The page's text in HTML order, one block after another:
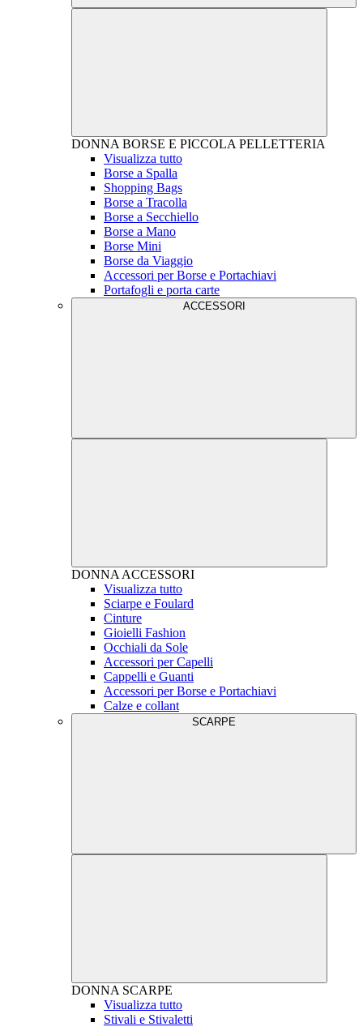
DONNA BORSE E PICCOLA PELLETTERIA
Visualizza tutto
Borse a Spalla
Shopping Bags
Borse a Tracolla
Borse a Secchiello
Borse a Mano
Borse Mini
Borse da Viaggio
Accessori per Borse e Portachiavi
Portafogli e porta carte
ACCESSORI
DONNA ACCESSORI
Visualizza tutto
Sciarpe e Foulard
Cinture
Gioielli Fashion
Occhiali da Sole
Accessori per Capelli
Cappelli e Guanti
Accessori per Borse e Portachiavi
Calze e collant
SCARPE
DONNA SCARPE
Visualizza tutto
Stivali e Stivaletti